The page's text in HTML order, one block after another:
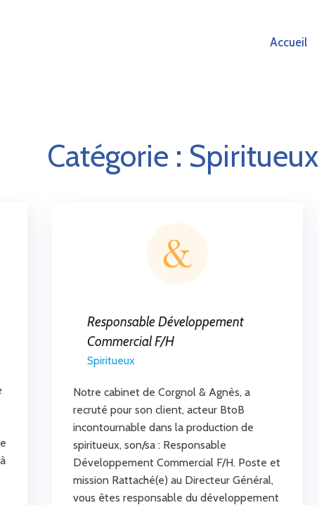
Accueil
Catégorie : Spiritueux
Responsable Développement
Commercial F/H
Spiritueux
Notre cabinet de Corgnol & Agnès, a
recruté pour son client, acteur BtoB
incontournable dans la production de
spiritueux, son/sa : Responsable
Développement Commercial F/H. Poste et
mission Rattaché(e) au Directeur Général,
vous êtes responsable du développement